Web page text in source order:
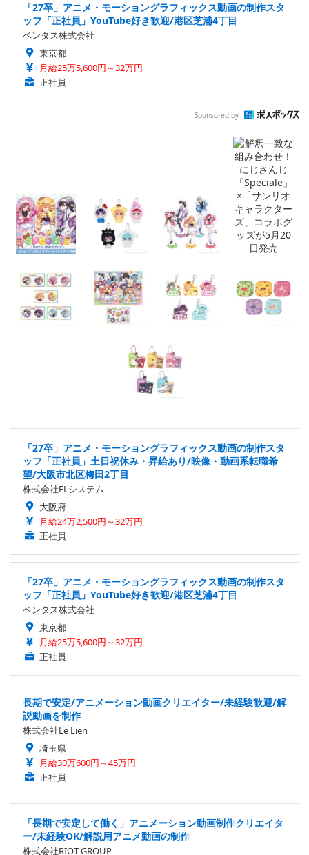
「27卒」アニメ・モーショングラフィックス動画の制作スタ
ッフ「正社員」YouTube好き歓迎/港区芝浦4丁目
ベンタス株式会社
東京都
月給25万5,600円～32万円
正社員
Sponsored by
「27卒」アニメ・モーショングラフィックス動画の制作スタ
ッフ「正社員」土日祝休み・昇給あり/映像・動画系転職希
望/大阪市北区梅田2丁目
株式会社ELシステム
大阪府
月給24万2,500円～32万円
正社員
「27卒」アニメ・モーショングラフィックス動画の制作スタ
ッフ「正社員」YouTube好き歓迎/港区芝浦4丁目
ベンタス株式会社
東京都
月給25万5,600円～32万円
正社員
長期で安定/アニメーション動画クリエイター/未経験歓迎/解
説動画を制作
株式会社Le Lien
埼玉県
月給30万600円～45万円
正社員
「長期で安定して働く」アニメーション動画制作クリエイタ
ー/未経験OK/解説用アニメ動画の制作
株式会社RIOT GROUP